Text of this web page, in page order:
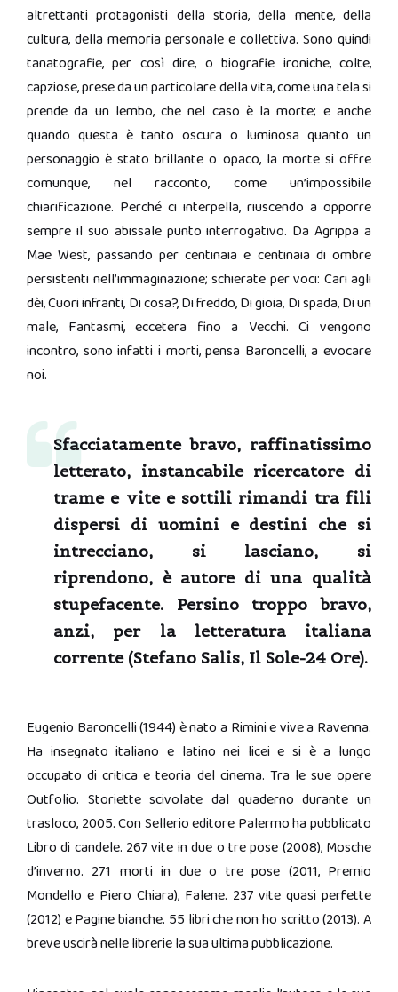
altrettanti protagonisti della storia, della mente, della
cultura, della memoria personale e collettiva. Sono quindi
tanatografie, per così dire, o biografie ironiche, colte,
capziose, prese da un particolare della vita, come una tela si
prende da un lembo, che nel caso è la morte; e anche
quando questa è tanto oscura o luminosa quanto un
personaggio è stato brillante o opaco, la morte si offre
comunque, nel racconto, come un’impossibile
chiarificazione. Perché ci interpella, riuscendo a opporre
sempre il suo abissale punto interrogativo. Da Agrippa a
Mae West, passando per centinaia e centinaia di ombre
persistenti nell’immaginazione; schierate per voci: Cari agli
dèi, Cuori infranti, Di cosa?, Di freddo, Di gioia, Di spada, Di un
male, Fantasmi, eccetera fino a Vecchi. Ci vengono
incontro, sono infatti i morti, pensa Baroncelli, a evocare
noi.
Sfacciatamente bravo, raffinatissimo
letterato, instancabile ricercatore di
trame e vite e sottili rimandi tra fili
dispersi di uomini e destini che si
intrecciano, si lasciano, si
riprendono, è autore di una qualità
stupefacente. Persino troppo bravo,
anzi, per la letteratura italiana
corrente (Stefano Salis, Il Sole-24 Ore).
Eugenio Baroncelli (1944) è nato a Rimini e vive a Ravenna.
Ha insegnato italiano e latino nei licei e si è a lungo
occupato di critica e teoria del cinema. Tra le sue opere
Outfolio. Storiette scivolate dal quaderno durante un
trasloco, 2005. Con Sellerio editore Palermo ha pubblicato
Libro di candele. 267 vite in due o tre pose (2008), Mosche
d’inverno. 271 morti in due o tre pose (2011, Premio
Mondello e Piero Chiara), Falene. 237 vite quasi perfette
(2012) e Pagine bianche. 55 libri che non ho scritto (2013). A
breve uscirà nelle librerie la sua ultima pubblicazione.